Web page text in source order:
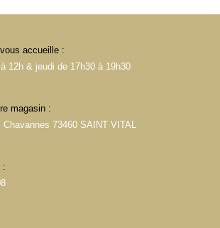
accueille :
12h & jeudi de 17h30 à 19h30
magasin :
Chavannes 73460 SAINT VITAL
: